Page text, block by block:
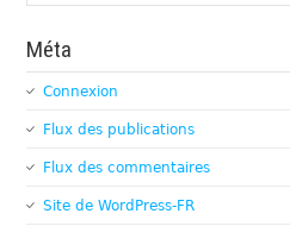
Méta
Connexion
Flux des publications
Flux des commentaires
Site de WordPress-FR